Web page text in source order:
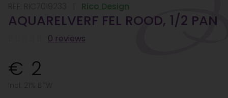
Rico Design
AQUARELVERF FEL ROOD, 1/2 PAN
0 reviews
2